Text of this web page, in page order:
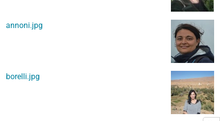
annoni.jpg
borelli.jpg